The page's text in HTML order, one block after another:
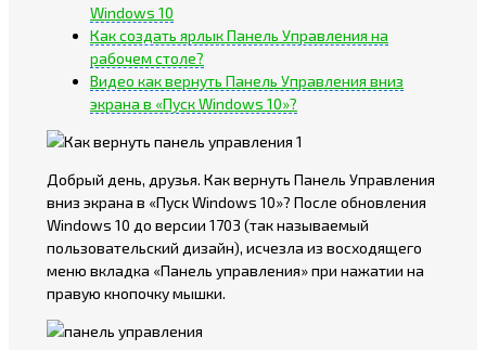
Windows 10
Как создать ярлык Панель Управления на
рабочем столе?
Видео как вернуть Панель Управления вниз
экрана в «Пуск Windows 10»?
Добрый день, друзья. Как вернуть Панель Управления
вниз экрана в «Пуск Windows 10»? После обновления
Windows 10 до версии 1703 (так называемый
пользовательский дизайн), исчезла из восходящего
меню вкладка «Панель управления» при нажатии на
правую кнопочку мышки.